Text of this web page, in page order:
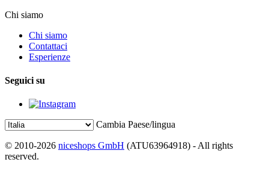
Chi siamo
Chi siamo
Contattaci
Esperienze
Seguici su
Cambia Paese/lingua
© 2010-2026 niceshops GmbH (ATU63964918) - All rights
reserved.